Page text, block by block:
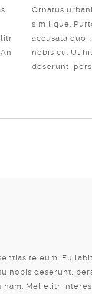
Ornatus
similique.
accusata
nobis cu. Ut
deserunt,
te eum. Eu
nobis deserunt,
Mel elitr